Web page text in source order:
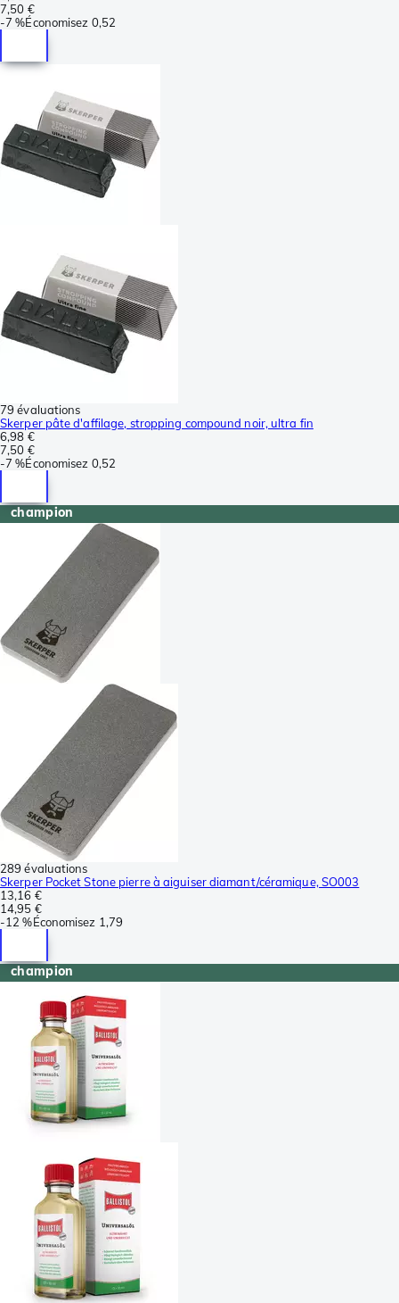
7,50 €
-7 %Économisez 0,52
79 évaluations
Skerper pâte d'affilage, stropping compound noir, ultra fin
6,98 €
7,50 €
-7 %Économisez 0,52
champion
289 évaluations
Skerper Pocket Stone pierre à aiguiser diamant/céramique, SO003
13,16 €
14,95 €
-12 %Économisez 1,79
champion